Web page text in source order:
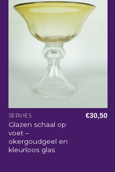
SERVIES
Glazen schaal op
voet –
okergoudgeel en
kleurloos glas
€30,50